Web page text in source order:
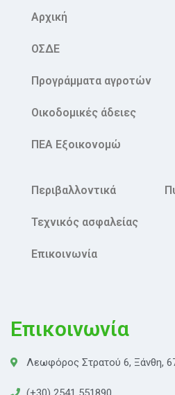
Αρχική
ΟΣΔΕ
Προγράμματα αγροτών
Οικοδομικές άδειες
ΠΕΑ Εξοικονομώ
Περιβαλλοντικά
Τεχνικός ασφαλείας
Επικοινωνία
Επικοινωνία
Λεωφόρος Στρατού 6, Ξάνθη,